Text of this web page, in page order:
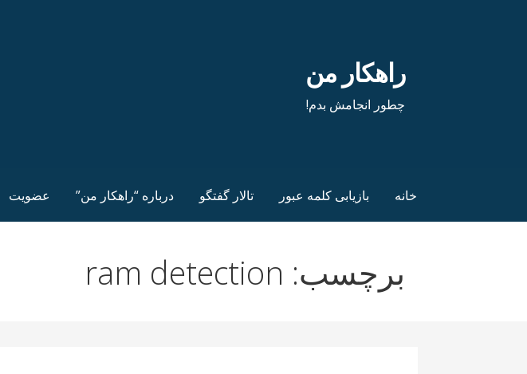
راهکار من
چطور انجامش بدم!
خانه بازیابی کلمه عبور تالار گفتگو درباره “راهکار من” عضویت
برچسب: ram detection